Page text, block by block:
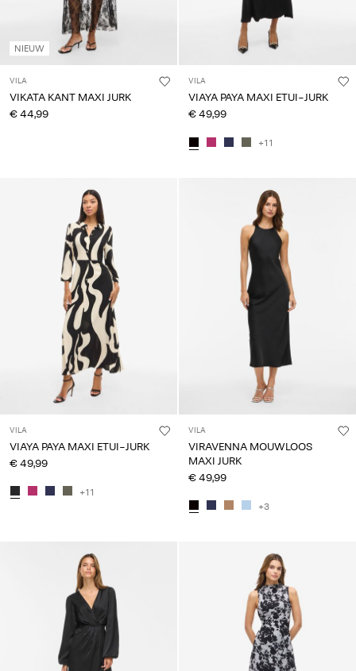
Nederlands
NIEUW
VILA
VIKATA KANT MAXI JURK
€ 44,99
VILA
VIAYA PAYA MAXI ETUI-JURK
€ 49,99
+11
VILA
VIAYA PAYA MAXI ETUI-JURK
€ 49,99
+11
VILA
VIRAVENNA MOUWLOOS
MAXI JURK
€ 49,99
+3